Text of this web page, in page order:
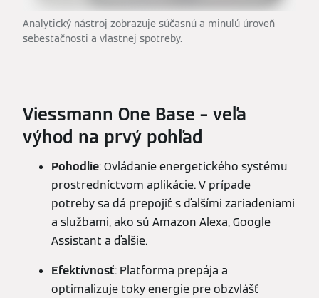
Analytický nástroj zobrazuje súčasnú a minulú úroveň
sebestačnosti a vlastnej spotreby.
Viessmann One Base – veľa
výhod na prvý pohľad
Pohodlie: Ovládanie energetického systému
prostredníctvom aplikácie. V prípade
potreby sa dá prepojiť s ďalšími zariadeniami
a službami, ako sú Amazon Alexa, Google
Assistant a ďalšie.
Efektívnosť: Platforma prepája a
optimalizuje toky energie pre obzvlášť